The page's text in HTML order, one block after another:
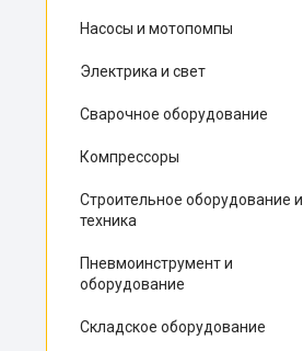
Насосы и мотопомпы
Электрика и свет
Сварочное оборудование
Компрессоры
Строительное оборудование и
техника
Пневмоинструмент и
оборудование
Складское оборудование